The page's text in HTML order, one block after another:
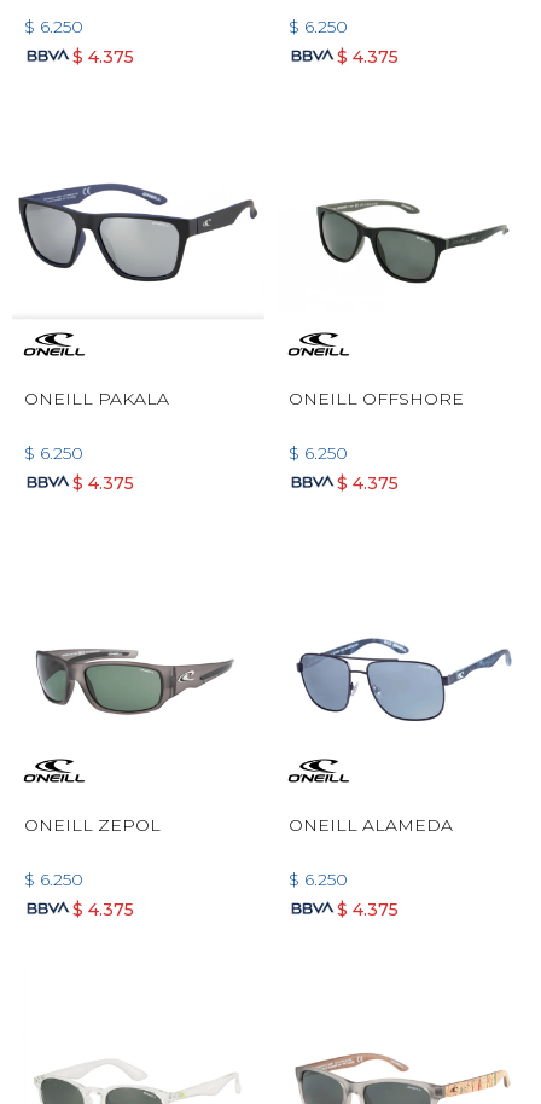
$ 6.250
$ 4.375
$ 6.250
$ 4.375
ONEILL PAKALA
$ 6.250
$ 4.375
ONEILL OFFSHORE
$ 6.250
$ 4.375
ONEILL ZEPOL
$ 6.250
$ 4.375
ONEILL ALAMEDA
$ 6.250
$ 4.375